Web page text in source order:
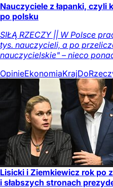
Nauczyciele z łapanki,
po polsku
SIŁĄ RZECZY || W Polsce
tys. nauczycieli, a po
nauczycielskie" – nieco
OpinieEkonomiaKraj
Lisicki i Ziemkiewicz rok po
i słabszych stronach